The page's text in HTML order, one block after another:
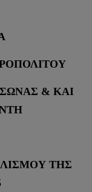
& ΚΑΙ
ΤΗΣ